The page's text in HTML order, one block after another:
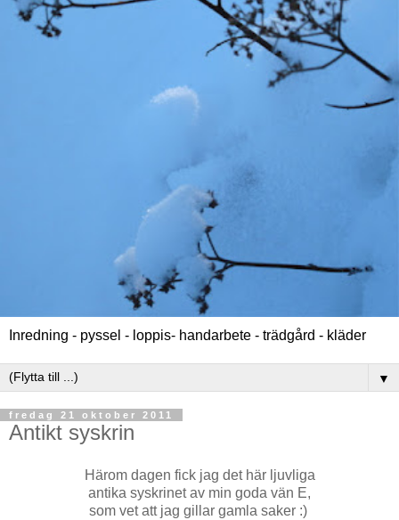
Inredning - pyssel - loppis- handarbete - trädgård - kläder
▼
fredag 21 oktober 2011
Antikt syskrin
Härom dagen fick jag det här ljuvliga
antika syskrinet av min goda vän E,
som vet att jag gillar gamla saker :)